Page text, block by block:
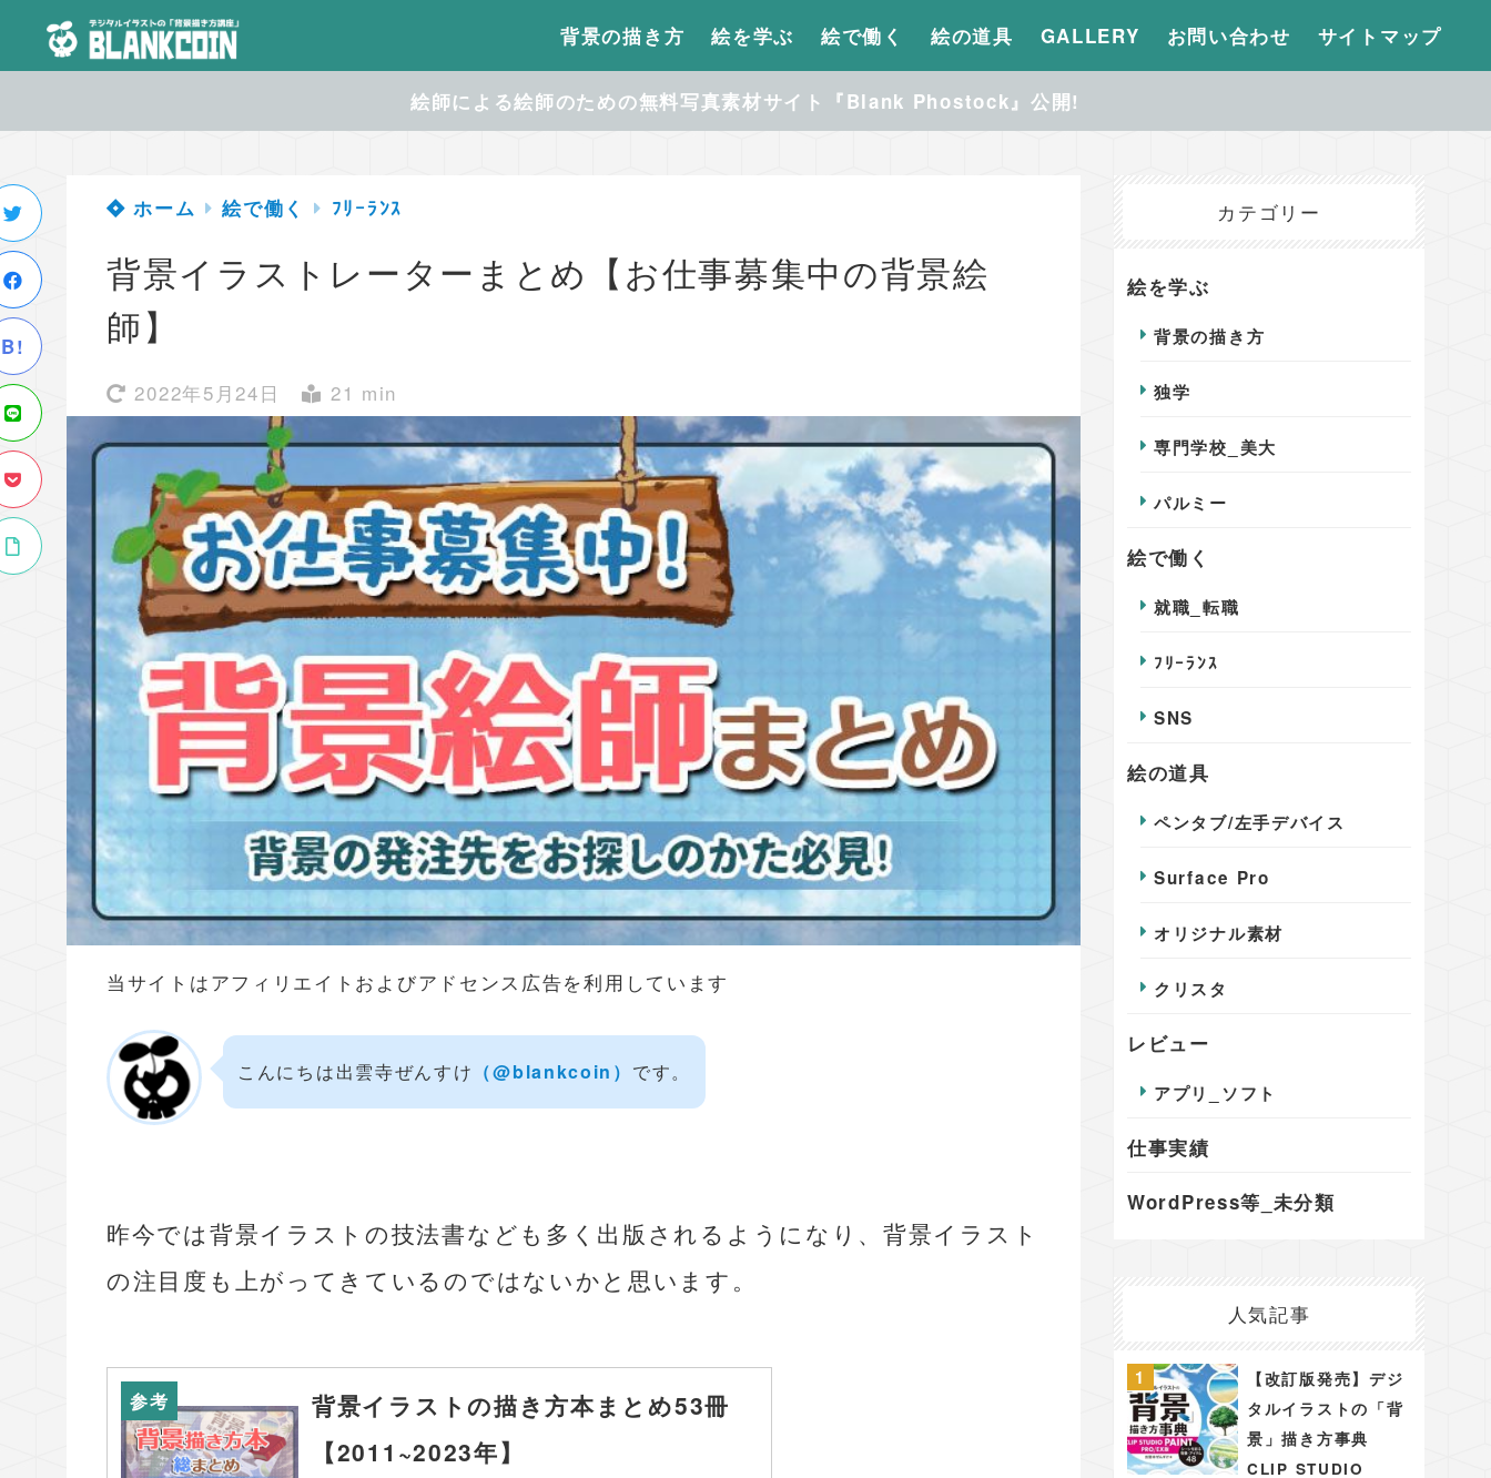
背景の描き方 絵を学ぶ 絵で働く 絵の道具 GALLERY お問い合わせ サイトマップ
絵師による絵師のための無料写真素材サイト『Blank Phostock』公開!
B!
ホーム 絵で働く ﾌﾘｰﾗﾝｽ
背景イラストレーターまとめ【お仕事募集中の背景絵
師】
2022年5月24日 21 min
当サイトはアフィリエイトおよびアドセンス広告を利用しています
こんにちは出雲寺ぜんすけ （‎@blankcoin） です。
昨今では背景イラストの技法書なども多く出版されるようになり、背景イラスト
の注目度も上がってきているのではないかと思います。
参考
背景イラストの描き方本まとめ53冊
【2011~2023年】
カテゴリー
絵を学ぶ
背景の描き方
独学
専門学校_美大
パルミー
絵で働く
就職_転職
ﾌﾘｰﾗﾝｽ
SNS
絵の道具
ペンタブ/左手デバイス
Surface Pro
オリジナル素材
クリスタ
レビュー
アプリ_ソフト
仕事実績
WordPress等_未分類
人気記事
【改訂版発売】デジ
タルイラストの「背
景」描き方事典
CLIP STUDIO